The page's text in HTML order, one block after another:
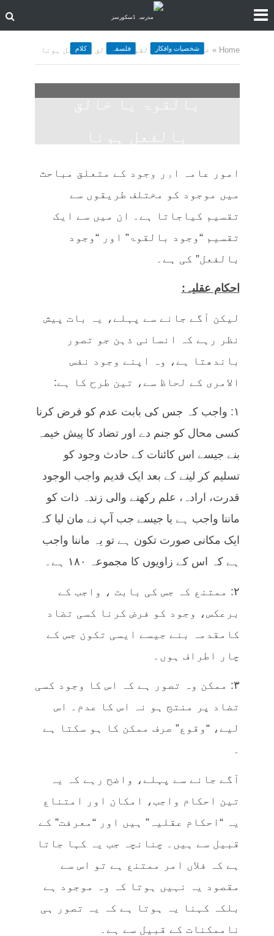
Home
» خدا کا خالق بالقوۃ یا خالق بالفعل ہونا
شخصیات وافکار فلسفہ کلام
بالقوۃ یا خالق
بالفعل ہونا
39 منٹ چاہیں
امور عامہ اور وجود کے متعلق مباحث
میں موجود کو مختلف طریقوں سے
تقسیم کیاجاتا ہے۔ ان میں سے ایک
تقسیم “وجود بالقوۃ” اور “وجود
بالفعل” کی ہے۔
احکام عقلیہ:
لیکن آگے جانے سے پہلے، یہ بات پیش
نظر رہے کہ انسانی ذہن جو تصور
باندھتا ہے، وہ اپنے وجود نفس
الامری کے لحاظ سے، تین طرح کا ہے:
۱: واجب کہ جس کی بابت عدم کو فرض کرنا
کسی محال کو جنم دے اور تضاد کا پیش خیمہ
بنے جیسے اس کائنات کے حادث وجود کو
تسلیم کر لینے کے بعد ایک قدیم واجب الوجود
قدرت، ارادہ، علم رکھنے والی زندہ ذات کو
ماننا واجب ہے یا جیسے جب آپ نے مان لیا کہ
ایک مکانی صورت تکون ہے تو یہ ماننا واجب
ہے کہ اس کے زاویوں کا مجموعہ ۱۸۰ ہے۔
۲: ممتنع کہ جس کی بابت ، واجب کے
برعکس، وجود کو فرض کرنا کسی تضاد
کامقدمہ بنے جیسے ایسی تکون جس کے
چار اطراف ہوں۔
۳: ممکن وہ تصور ہے کہ اس کا وجود کسی
تضاد پر منتج ہو نہ اس کا عدم۔ اس
لیے، “وقوع” صرف ممکن کا ہو سکتا ہے
۔
آگے جانے سے پہلے، واضح رہے کہ یہ
تین احکام واجب، امکان اور امتناع
یہ “احکام عقلیہ” ہیں اور “معرفت” کے
قبیل سے ہیں۔ چنانچہ جب یہ کہا جاتا
ہے کہ فلاں امر ممتنع ہے تو اس سے
مقصود یہ نہیں ہوتا کہ وہ موجود ہے
بلکہ کہنا یہ ہوتا ہے کہ یہ تصور ہی
ناممکنات کے قبیل سے ہے۔